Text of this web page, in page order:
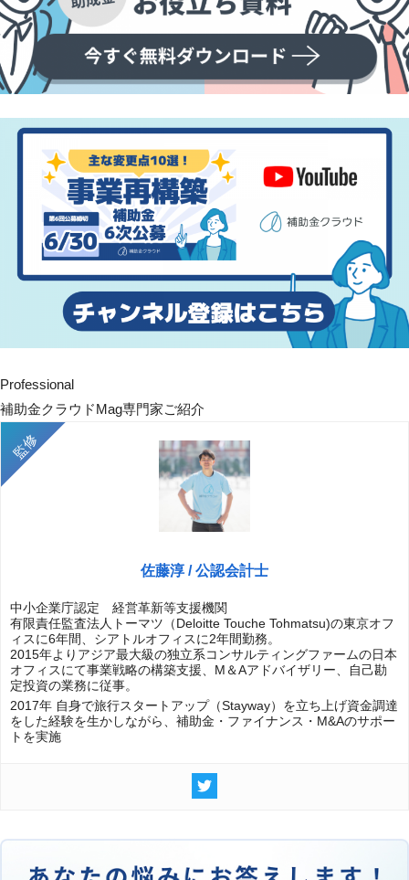
Professional
補助金クラウドMag専門家ご紹介
佐藤淳 / 公認会計士
中小企業庁認定 経営革新等支援機関
有限責任監査法人トーマツ（Deloitte Touche Tohmatsu)の東京オフ
ィスに6年間、シアトルオフィスに2年間勤務。
2015年よりアジア最大級の独立系コンサルティングファームの日本
オフィスにて事業戦略の構築支援、M＆Aアドバイザリー、自己勘
定投資の業務に従事。
2017年 自身で旅行スタートアップ（Stayway）を立ち上げ資金調達
をした経験を生かしながら、補助金・ファイナンス・M&Aのサポー
トを実施